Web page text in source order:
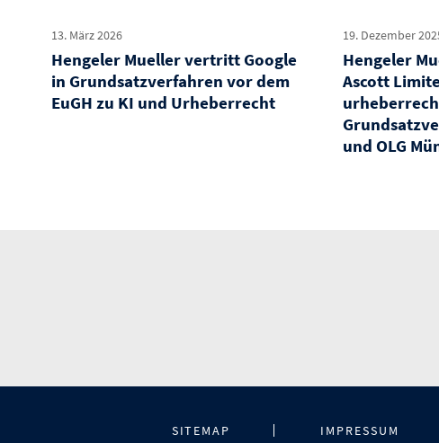
13. März 2026
Hengeler Mueller vertritt Google
in Grundsatzverfahren vor dem
EuGH zu KI und Urheberrecht
19. Dezember
Hengeler
Ascott
und OLG
SITEMAP IMPRESSUM